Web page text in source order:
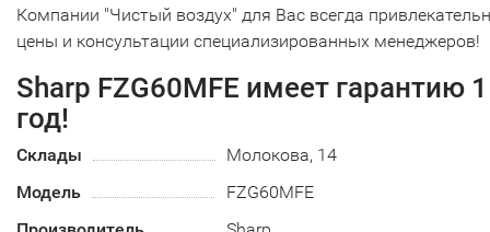
Компании "Чистый воздух" для Вас всегда
цены и консультации специализированных менеджеров!
Sharp FZG60MFE имеет гарантию 1
год!
Склады
Молокова, 14
Модель
FZG60MFE